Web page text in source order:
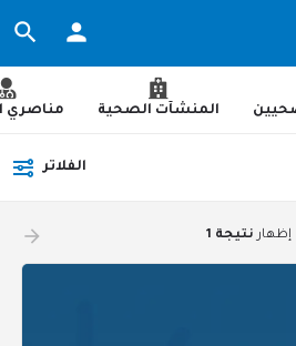
المنشآت الصحية مناصري
الفلاتر
إظهار نتيجة 1 arrow_forward